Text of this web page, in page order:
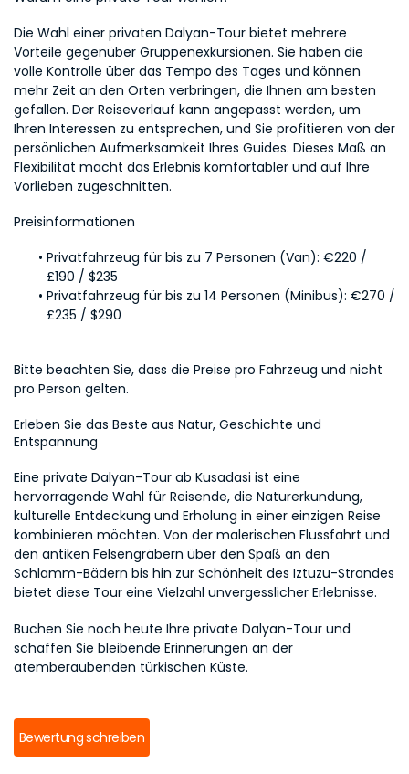
Die Wahl einer privaten Dalyan-Tour bietet mehrere
Vorteile gegenüber Gruppenexkursionen. Sie haben die
volle Kontrolle über das Tempo des Tages und können
mehr Zeit an den Orten verbringen, die Ihnen am besten
gefallen. Der Reiseverlauf kann angepasst werden, um
Ihren Interessen zu entsprechen, und Sie profitieren von der
persönlichen Aufmerksamkeit Ihres Guides. Dieses Maß an
Flexibilität macht das Erlebnis komfortabler und auf Ihre
Vorlieben zugeschnitten.
Preisinformationen
Privatfahrzeug für bis zu 7 Personen (Van): €220 /
£190 / $235
Privatfahrzeug für bis zu 14 Personen (Minibus): €270 /
£235 / $290
Bitte beachten Sie, dass die Preise pro Fahrzeug und nicht
pro Person gelten.
Erleben Sie das Beste aus Natur, Geschichte und
Entspannung
Eine private Dalyan-Tour ab Kusadasi ist eine
hervorragende Wahl für Reisende, die Naturerkundung,
kulturelle Entdeckung und Erholung in einer einzigen Reise
kombinieren möchten. Von der malerischen Flussfahrt und
den antiken Felsengräbern über den Spaß an den
Schlamm-Bädern bis hin zur Schönheit des Iztuzu-Strandes
bietet diese Tour eine Vielzahl unvergesslicher Erlebnisse.
Buchen Sie noch heute Ihre private Dalyan-Tour und
schaffen Sie bleibende Erinnerungen an der
atemberaubenden türkischen Küste.
Bewertung schreiben